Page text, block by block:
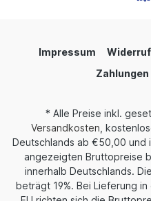
Impressum Widerruf
* Alle Preise inkl.
Versandkosten ,
Deutschlands ab €50,00 und
angezeigten Bruttopreise
innerhalb Deutschlands.
beträgt 19%. Bei Lieferung